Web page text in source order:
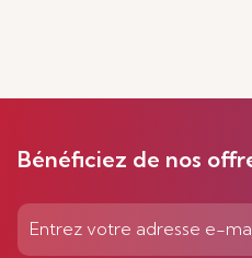
Bénéficiez de nos